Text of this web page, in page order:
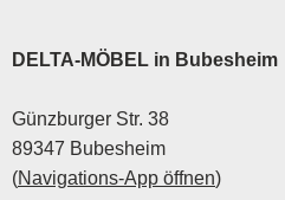
DELTA-MÖBEL in Bubesheim
Günzburger Str. 38
89347 Bubesheim
(Navigations-App öffnen)